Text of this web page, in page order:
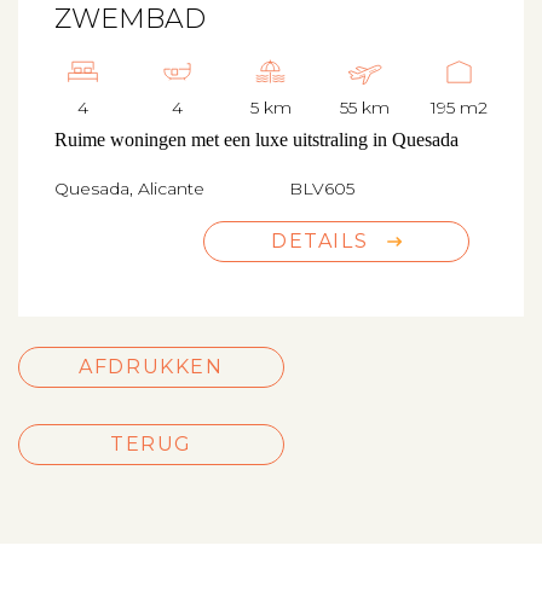
ZWEMBAD
4 4 5 km 55 km 195 m2
Ruime woningen met een luxe uitstraling in Quesada
Quesada, Alicante BLV605
DETAILS
AFDRUKKEN
TERUG